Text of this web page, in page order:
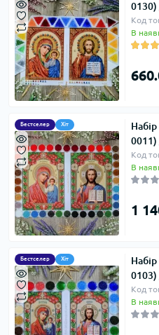
Код
В
Бестселер Хіт
Код
В
1
Бестселер Хіт
Код
В